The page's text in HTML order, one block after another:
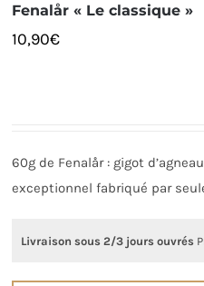
Fenalår « Le classique »
10,90€
60g de Fenalår : gigot
exceptionnel fabriqué par
Livraison sous 2/3 jours ouvrés